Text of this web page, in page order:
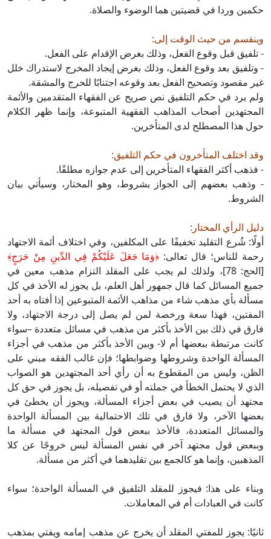
حكمين وردا في قضيتين هما الوضوء والصلاة.
وينقسم من حيث الوقت إلى:
- تلفيق قبل وقوع الفعل، وذلك بغرض الإقدام على الفعل.
- وتلفيق بعد وقوع الفعل، وذلك بغرض إيجاد المخرج لاستدراك خلل
غير مقصود وتصحيح الفعل بعد وقوعه اجتنابًا للحرج والمشقة.
ولم يرد في حكم التلفيق نص صريح عن الفقهاء المتقدمين والأئمة
المجتهدين أصحاب المذاهب الفقهية المتبوعة، وإنما ظهر الكلام
حول هذا المصطلح لدى المتأخرين.
وقد اختلف المتأخرون في حكم التلفيق:
- فذهب أكثر الفقهاء المتأخرين إلى عدم جوازه مطلقًا.
- وذهب بعضهم إلى الجواز بشروط، وهو المختار، وسيأتي بيان
الشروط.
دليل الرأي المختار:
أولًا: شُرع التقليد تخفيفًا على المكلفين، وفي اختلاف أئمة الاجتهاد
رحمة للناس؛ قال تعالى: ﴿وَمَا جَعَلَ عَلَيْكُمْ فِي الدِّينِ مِنْ حَرَجٍ﴾
[الحج: 78]، ولذلك لم يجب على المقلد التزام مذهب معين في
جميع المسائل كما قال جمهور أهل العلم، بل يجوز له الأخذ في كل
مسألة بأي مذهب شاء من مذاهب الأئمة المتبوعين إذا أفتاه به أحد
المفتين، فهذا سعة ورخصة لمن لم يصل إلى درجة الاجتهاد، ولا
فارق في ذلك بين الأخذ بأكثر من مذهب في مسائل متعددة –سواء
كانت مرتبطة ببعضها أم لا- وبين الأخذ بأكثر من مذهب في أجزاء
المسألة الواحدة وشروطها وضوابطها؛ فإن غالب الفقه مبني على
الظن، وليس من المقطوع به أن رأي أحد المجتهدين هو الصواب
الذي لا يحتمل الخطأ في جملته أو في تفصيله، بل يجوز في حق كل
مجتهد أن يصيب في بعض أجزاء المسألة، ويجوز أن يخطئ في
بعضها الآخر، ولا فارق في تلك الاحتمالية بين المسألة الواحدة
والمسائل المتعددة، فالأخذ ببعض قول المجتهد في مسألة ما
وببعض قول مجتهد آخر في نفس المسألة ليس خروجًا عن كلا
المذهبين، وإنما هو كالجمع بين تقليدهما في أكثر من مسألة.
وبناء على هذا: فيجوز للمقلد التلفيق في المسألة الواحدة؛ سواء
كانت في العبادات أم في المعاملات.
ثانيًا: يجوز للمفتي المقلد أن يخرج عن مذهب إمامه ويفتي بمذهب